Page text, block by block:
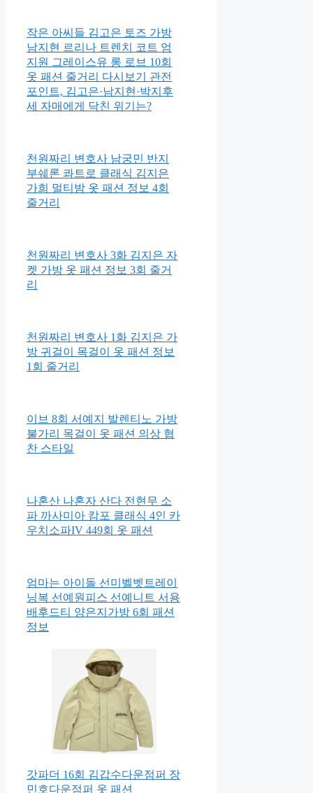
작은 아씨들 김고은 토즈 가방
남지현 르리나 트렌치 코트 엄
지원 그레이스유 롱 로브 10회
옷 패션 줄거리 다시보기 관전
포인트, 김고은·남지현·박지후
세 자매에게 닥친 위기는?
천원짜리 변호사 남궁민 반지
부쉐론 콰트로 클래식 김지은
가희 멀티밤 옷 패션 정보 4회
줄거리
천원짜리 변호사 3화 김지은 자
켓 가방 옷 패션 정보 3회 줄거
리
천원짜리 변호사 1화 김지은 가
방 귀걸이 목걸이 옷 패션 정보
1회 줄거리
이브 8회 서예지 발렌티노 가방
불가리 목걸이 옷 패션 의상 협
찬 스타일
나혼산 나혼자 산다 전현무 소
파 까사미아 캄포 클래식 4인 카
우치소파IV 449회 옷 패션
엄마는 아이돌 선미벨벳트레이
닝복 선예원피스 선예니트 서용
배후드티 양은지가방 6회 패션
정보
갓파더 16회 김갑수다운점퍼 장
민호다운점퍼 옷 패션